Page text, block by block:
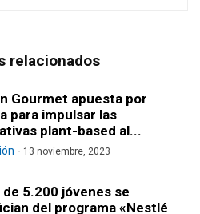
relacionados
Gourmet apuesta por
para impulsar las
plant-based al...
- 13 noviembre, 2023
de 5.200 jóvenes se
del programa «Nestlé